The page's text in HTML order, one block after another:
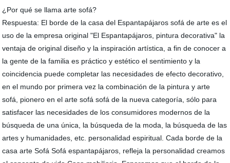
¿Por qué se llama arte sofá?
Respuesta: El borde de la casa del Espantapájaros sofá de arte es el
uso de la empresa original "El Espantapájaros, pintura decorativa" la
ventaja de original diseño y la inspiración artística, a fin de conocer a
la gente de la familia es práctico y estético el sentimiento y la
coincidencia puede completar las necesidades de efecto decorativo,
en el mundo por primera vez la combinación de la pintura y arte
sofá, pionero en el arte sofá sofá de la nueva categoría, sólo para
satisfacer las necesidades de los consumidores modernos de la
búsqueda de una única, la búsqueda de la moda, la búsqueda de las
artes y humanidades, etc. personalidad espiritual. Cada borde de la
casa arte Sofá Sofá espantapájaros, refleja la personalidad creamos